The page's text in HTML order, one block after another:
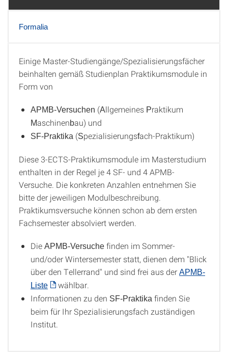
Formalia
Allgemeine Information
Einige Master-Studiengänge/Spezialisierungsfächer
beinhalten gemäß Studienplan Praktikumsmodule in
Form von
APMB-Versuchen (Allgemeines Praktikum
Maschinenbau) und
SF-Praktika (Spezialisierungsfach-Praktikum)
Diese 3-ECTS-Praktikumsmodule im Masterstudium
enthalten in der Regel je 4 SF- und 4 APMB-
Versuche. Die konkreten Anzahlen entnehmen Sie
bitte der jeweiligen Modulbeschreibung.
Praktikumsversuche können schon ab dem ersten
Fachsemester absolviert werden.
Die APMB-Versuche finden im Sommer-
und/oder Wintersemester statt, dienen dem "Blick
über den Tellerrand" und sind frei aus der APMB-
Liste
wählbar.
Informationen zu den SF-Praktika finden Sie
beim für Ihr Spezialisierungsfach zuständigen
Institut.